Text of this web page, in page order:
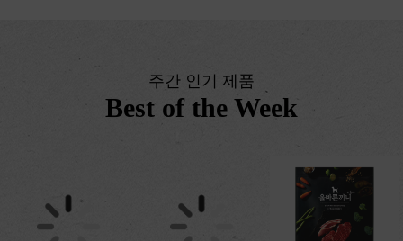
주간 인기 제품
Best of the Week